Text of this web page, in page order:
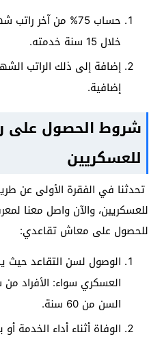
حساب 75% من آخر
خلال 15 سنة خدمته.
إضافية.
شروط الحصول على
للعسكريين
تحدثنا في الفقرة الأولى عن
للعسكريين، والآن واصل معنا
للحصول على معاش تقاعدي:
الوصول لسن التقاعد
العسكري سواء: الأفراد من سن 55
السن من 60 سنة.
الوفاة أثناء أداء الخدمة